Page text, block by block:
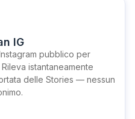
IG
pubblico per
istantaneamente
delle Stories — nessun